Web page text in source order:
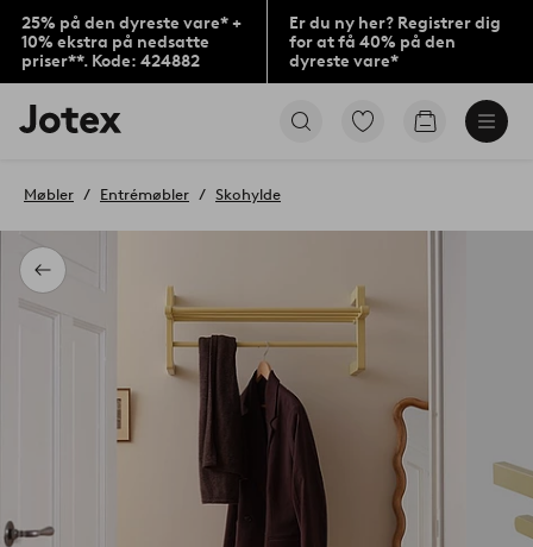
25% på den dyreste vare* +
10% ekstra på nedsatte
priser**. Kode: 424882
Er du ny her? Registrer dig
for at få 40% på den
dyreste vare*
Jotex
logo
til
Gå
Gå
Tilbage
Møbler Entrémøbler Skohylde